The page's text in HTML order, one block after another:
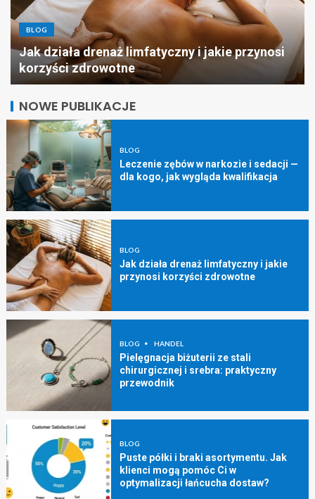
jakie przynosi
BLOG
Pielęgnacja biżuterii ze stali
srebra: praktyczny przewodnik
NOWE PUBLIKACJE
BLOG
Leczenie zębów w narkozie i sedacji —
dla kogo, jak wygląda kwalifikacja
BLOG
Jak działa drenaż limfatyczny i jakie
przynosi korzyści zdrowotne
BLOG HANDEL
Pielęgnacja biżuterii ze stali
chirurgicznej i srebra: praktyczny
przewodnik
BLOG
Puste półki i braki asortymentu. Jak
klienci mogą pomóc Ci w
optymalizacji łańcucha dostaw?